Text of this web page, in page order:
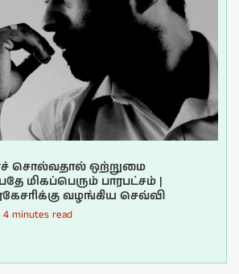
சொல்வதால் ஒற்றுமை
மிகப்பெரும் பாரபட்சம் |
வழங்கிய செவ்வி
4 minutes read